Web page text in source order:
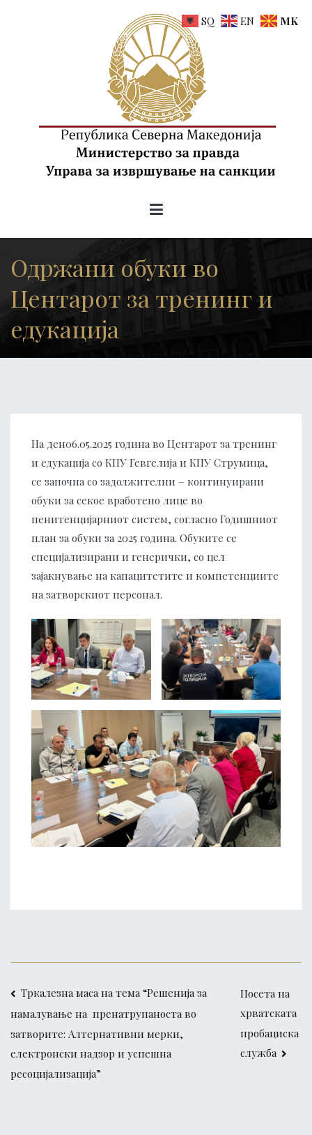
Одржани обуки во
Центарот за тренинг и
едукација
На ден06.05.2025 година во Центарот за тренинг
и едукација со КПУ Гевгелија и КПУ Струмица,
се започна со задолжителни – континуирани
обуки за секое вработено лице во
пенитенцијарниот систем, согласно Годишниот
план за обуки за 2025 година. Обуките се
специјализирани и генерички, со цел
зајакнување на капацитетите и компетенциите
на затворскиот персонал.
Post
navigation
Tркалезна маса на тема “Решенија за
намалување на пренатрупаноста во
затворите: Алтернативни мерки,
електронски надзор и успешна
ресоцијализација”
Посета на
хрватската
пробациска
служба
SQ EN MK